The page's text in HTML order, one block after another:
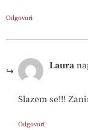
Odgovori
Laura
Slazem se!!!
Odgovori